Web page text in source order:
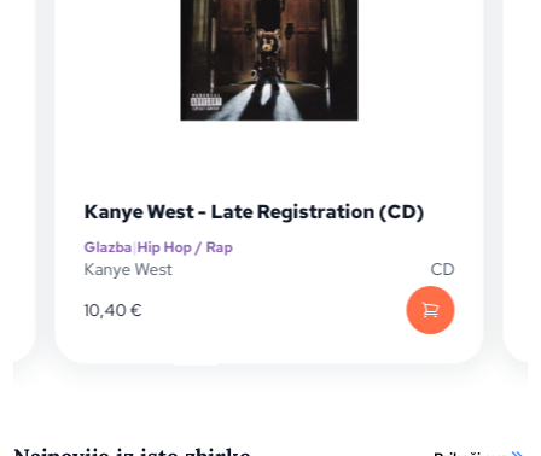
Kanye West - Late Registration (CD)
Glazba|Hip Hop / Rap
Kanye West
€